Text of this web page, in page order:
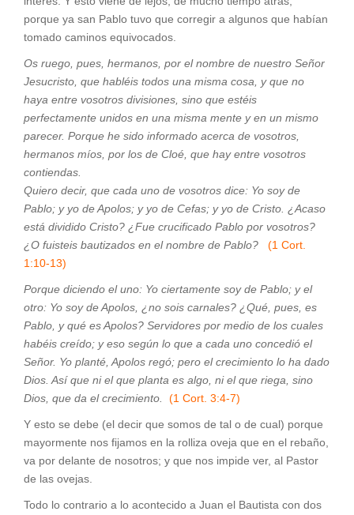
porque ya san Pablo tuvo que corregir a algunos que habían
tomado caminos equivocados.
Os ruego, pues, hermanos, por el nombre de nuestro Señor
Jesucristo, que habléis todos una misma cosa, y que no
haya entre vosotros divisiones, sino que estéis
perfectamente unidos en una misma mente y en un mismo
parecer. Porque he sido informado acerca de vosotros,
hermanos míos, por los de Cloé, que hay entre vosotros
contiendas.
Quiero decir, que cada uno de vosotros dice: Yo soy de
Pablo; y yo de Apolos; y yo de Cefas; y yo de Cristo. ¿Acaso
está dividido Cristo? ¿Fue crucificado Pablo por vosotros?
¿O fuisteis bautizados en el nombre de Pablo? (1 Cort.
1:10-13)
Porque diciendo el uno: Yo ciertamente soy de Pablo; y el
otro: Yo soy de Apolos, ¿no sois carnales? ¿Qué, pues, es
Pablo, y qué es Apolos? Servidores por medio de los cuales
habéis creído; y eso según lo que a cada uno concedió el
Señor. Yo planté, Apolos regó; pero el crecimiento lo ha dado
Dios. Así que ni el que planta es algo, ni el que riega, sino
Dios, que da el crecimiento. (1 Cort. 3:4-7)
Y esto se debe (el decir que somos de tal o de cual) porque
mayormente nos fijamos en la rolliza oveja que en el rebaño,
va por delante de nosotros; y que nos impide ver, al Pastor
de las ovejas.
Todo lo contrario a lo acontecido a Juan el Bautista con dos